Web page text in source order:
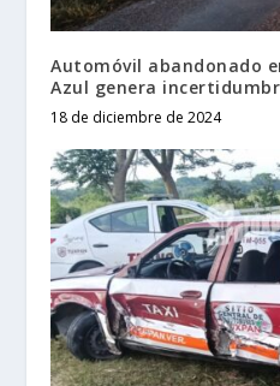
Automóvil abandonado
Azul genera
18 de diciembre de 2024